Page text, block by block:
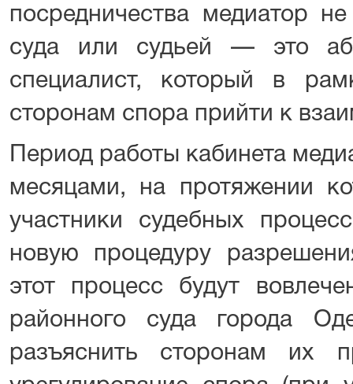
посредничества медиатор
суда или судьей — это
специалист, который в
сторонам спора прийти к
Период работы кабинета
месяцами, на протяжении
участники судебных
новую процедуру
этот процесс будут
районного суда города
разъяснить сторонам их